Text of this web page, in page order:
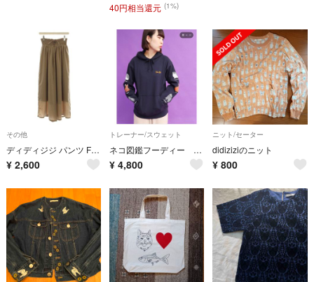
40円相当還元 (1%)
その他
ディディジジ パンツ F ベージュ シャーリングウエスト レースアップ /LP
¥ 2,600
トレーナー/スウェット
ネコ図鑑フーディー didizizi
¥ 4,800
ニット/セーター
didiziziのニット
¥ 800